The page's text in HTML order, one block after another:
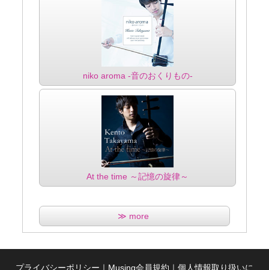
niko aroma -音のおくりもの-
At the time ～記憶の旋律～
≫ more
プライバシーポリシー ｜ Musing会員規約 ｜ 個人情報取り扱いに